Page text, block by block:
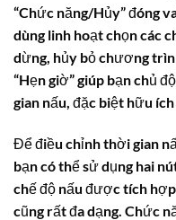
“Chức năng/Hủy” đóng
dùng linh hoạt chọn các
dừng, hủy bỏ chương
“Hẹn giờ” giúp bạn chủ
gian nấu, đặc biệt hữu
Để điều chỉnh thời gian
bạn có thể sử dụng hai
chế độ nấu được tích
cũng rất đa dạng. Chức